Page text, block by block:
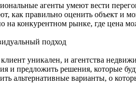
агенты умеют вести
как правильно оценить объект и
на конкурентном рынке, где цена
подход
уникален, и агентства
и предложить решения, которые
альтернативные варианты, о